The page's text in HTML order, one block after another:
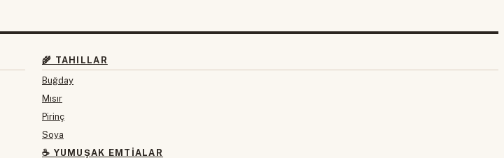
🌾 TAHILLAR
Buğday
Mısır
Pirinç
Soya
☕ YUMUŞAK EMTIALAR